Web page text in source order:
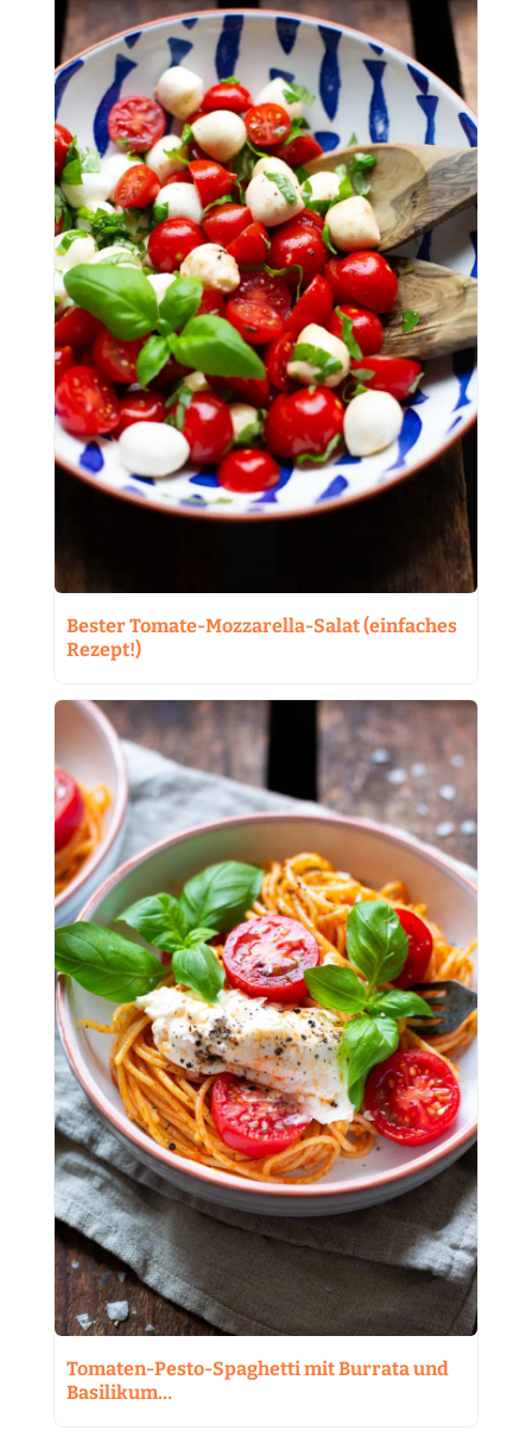
Bester Tomate-Mozzarella-Salat (einfaches
Rezept!)
Tomaten-Pesto-Spaghetti mit Burrata und
Basilikum…